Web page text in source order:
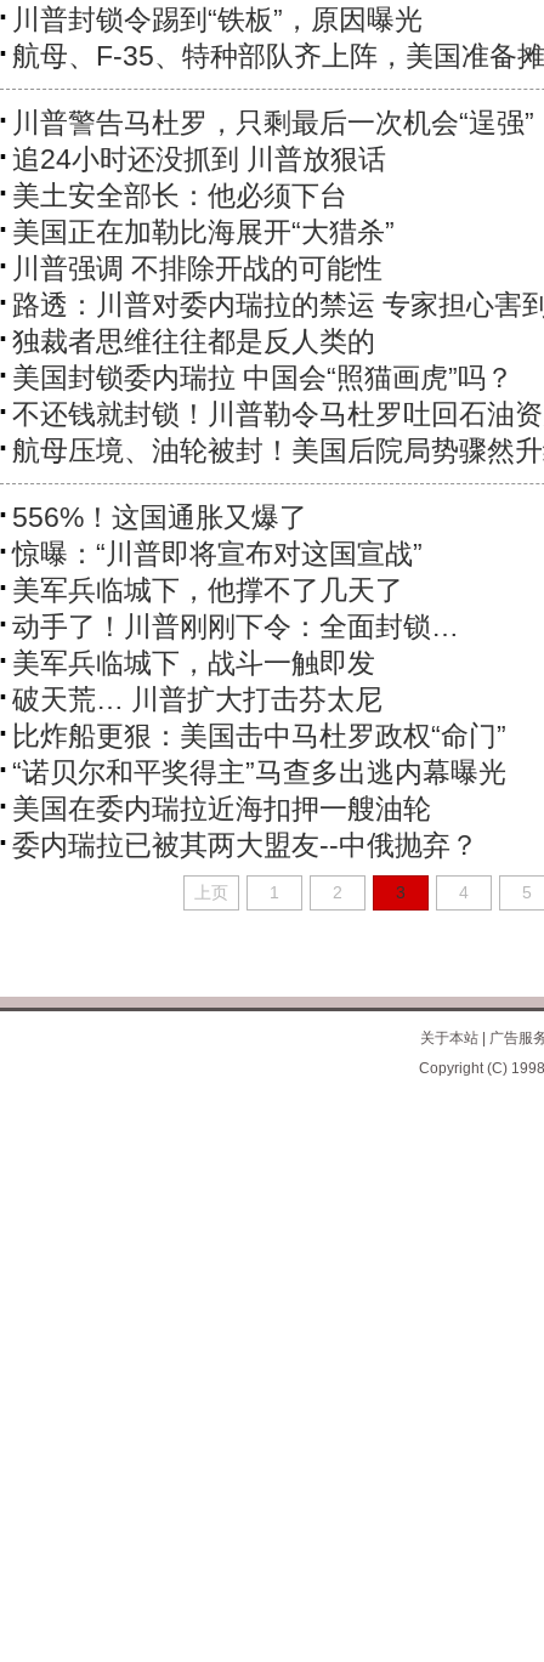
川普封锁令踢到“铁板”，原因曝光
航母、F-35、特种部队齐上阵，美国准备
川普警告马杜罗，只剩最后一次机会“逞强”
追24小时还没抓到 川普放狠话
美土安全部长：他必须下台
美国正在加勒比海展开“大猎杀”
川普强调 不排除开战的可能性
路透：川普对委内瑞拉的禁运 专家担心害
独裁者思维往往都是反人类的
美国封锁委内瑞拉 中国会“照猫画虎”吗？
不还钱就封锁！川普勒令马杜罗吐回石油
航母压境、油轮被封！美国后院局势骤然
556%！这国通胀又爆了
惊曝：“川普即将宣布对这国宣战”
美军兵临城下，他撑不了几天了
动手了！川普刚刚下令：全面封锁…
美军兵临城下，战斗一触即发
破天荒… 川普扩大打击芬太尼
比炸船更狠：美国击中马杜罗政权“命门”
“诺贝尔和平奖得主”马查多出逃内幕曝光
美国在委内瑞拉近海扣押一艘油轮
委内瑞拉已被其两大盟友--中俄抛弃？
上页 1 2 3 4 5
关于本站|
广告服
Copyright (C)